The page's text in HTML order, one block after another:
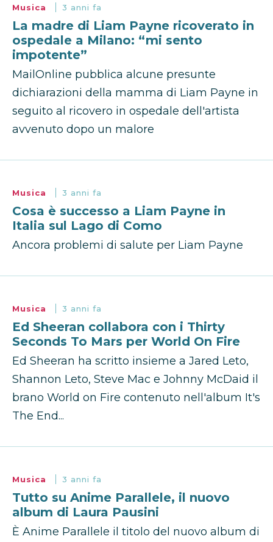
Musica 3 anni fa
La madre di Liam Payne ricoverato in
ospedale a Milano: “mi sento
impotente”
MailOnline pubblica alcune presunte
dichiarazioni della mamma di Liam Payne in
seguito al ricovero in ospedale dell'artista
avvenuto dopo un malore
Musica 3 anni fa
Cosa è successo a Liam Payne in
Italia sul Lago di Como
Ancora problemi di salute per Liam Payne
Musica 3 anni fa
Ed Sheeran collabora con i Thirty
Seconds To Mars per World On Fire
Ed Sheeran ha scritto insieme a Jared Leto,
Shannon Leto, Steve Mac e Johnny McDaid il
brano World on Fire contenuto nell'album It's
The End...
Musica 3 anni fa
Tutto su Anime Parallele, il nuovo
album di Laura Pausini
È Anime Parallele il titolo del nuovo album di